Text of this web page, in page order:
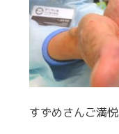
すずめさんご満悦